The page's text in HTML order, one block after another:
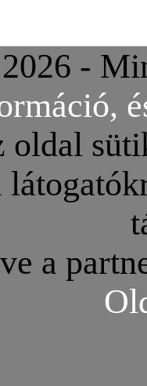
-
oldal
a